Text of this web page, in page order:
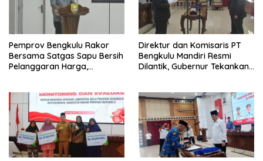
Pemprov Bengkulu Rakor
Bersama Satgas Sapu Bersih
Pelanggaran Harga,
Masih Jadi Sorotan
Direktur dan Komisaris PT
Bengkulu Mandiri Resmi
Dilantik, Gubernur Tekankan